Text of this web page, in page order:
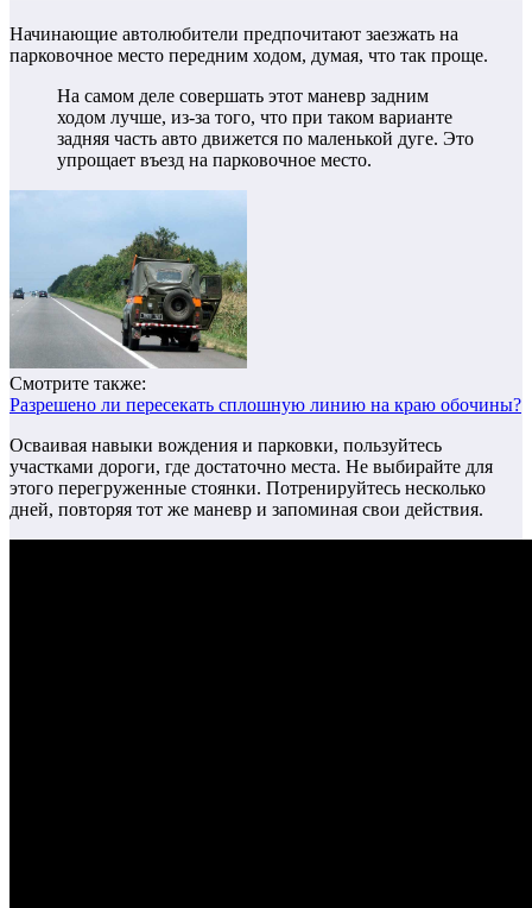
Начинающие автолюбители предпочитают заезжать на
парковочное место передним ходом, думая, что так проще.
На самом деле совершать этот маневр задним
ходом лучше, из-за того, что при таком варианте
задняя часть авто движется по маленькой дуге. Это
упрощает въезд на парковочное место.
Смотрите также:
Разрешено ли пересекать сплошную линию на краю обочины?
Осваивая навыки вождения и парковки, пользуйтесь
участками дороги, где достаточно места. Не выбирайте для
этого перегруженные стоянки. Потренируйтесь несколько
дней, повторяя тот же маневр и запоминая свои действия.